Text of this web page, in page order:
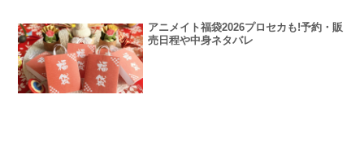
アニメイト福袋2026プロセカも!予約・販
売日程や中身ネタバレ